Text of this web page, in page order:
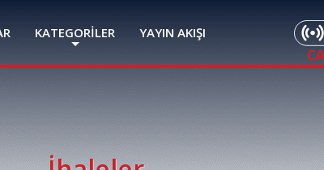
KATEGORİLER YAYIN AKIŞI